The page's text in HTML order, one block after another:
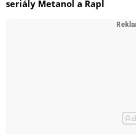
seriály Metanol a Rapl